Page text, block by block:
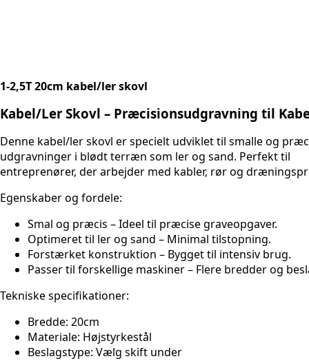
1-2,5T 20cm kabel/ler skovl
Kabel/Ler Skovl – Præcisionsudgravning til
Denne kabel/ler skovl er specielt udviklet til smalle og
udgravninger i blødt terræn som ler og sand. Perfekt til
entreprenører, der arbejder med kabler, rør og
Egenskaber og fordele:
Smal og præcis – Ideel til præcise graveopgaver.
Optimeret til ler og sand – Minimal tilstopning.
Forstærket konstruktion – Bygget til intensiv brug.
Passer til forskellige maskiner – Flere bredder og
Tekniske specifikationer:
Bredde: 20cm
Materiale: Højstyrkestål
Beslagstype: Vælg skift under